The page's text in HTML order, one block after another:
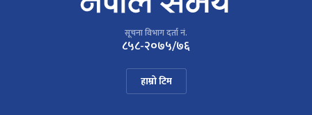
सूचना विभाग दर्ता नं.
८५८-२०७५/७६
हाम्रो टिम